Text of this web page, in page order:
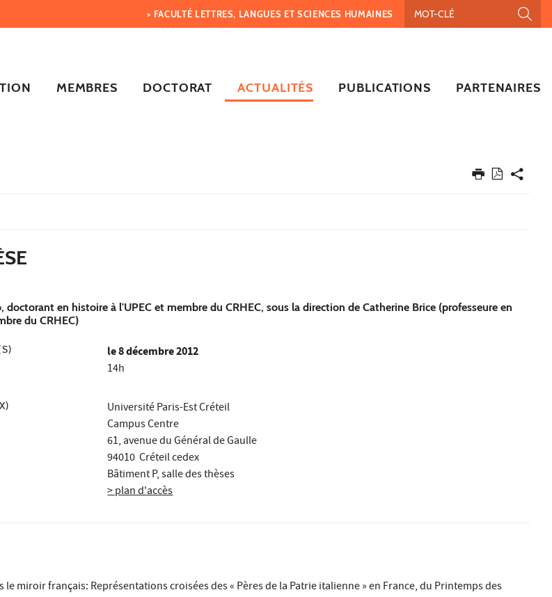
> FACULTÉ LETTRES, LANGUES ET SCIENCES HUMAINES
MEMBRES DOCTORAT ACTUALITÉS PUBLICATIONS PARTENAIRES
en histoire à l'UPEC et membre du CRHEC, sous la direction de Catherine Brice (professeure en
du CRHEC)
le8 décembre 2012
14h
Université Paris-Est Créteil
Campus Centre
61, avenue du Général de Gaulle
94010 Créteil cedex
Bâtiment P, salle des thèses
> plan d'accès
miroir français: Représentations croisées des « Pères de la Patrie italienne » en France, du Printemps des